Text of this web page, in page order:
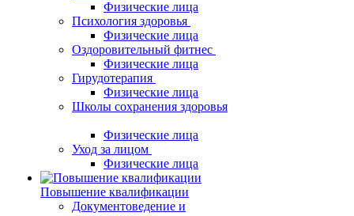
Физические лица
Психология здоровья
Физические лица
Оздоровительный фитнес
Физические лица
Гирудотерапия
Физические лица
Школы сохранения здоровья
Физические лица
Уход за лицом
Физические лица
Повышение квалификации
Документоведение и